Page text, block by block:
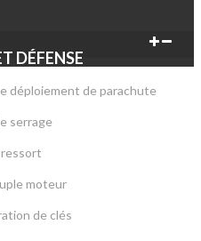
DÉFENSE
déploiement de parachute
serrage
moteur
de clés